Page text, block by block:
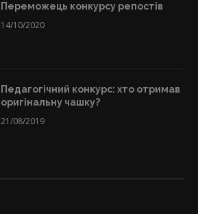
Переможець конкурсу репостів
14/10/2020
Педагогічний конкурс: хто отримав
оригінальну чашку?
21/08/2019